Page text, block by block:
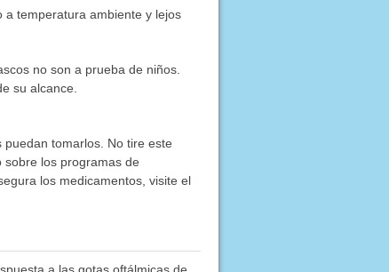
a temperatura ambiente y lejos
no son a prueba de niños.
su alcance.
tomarlos. No tire este
los programas de
los medicamentos, visite el